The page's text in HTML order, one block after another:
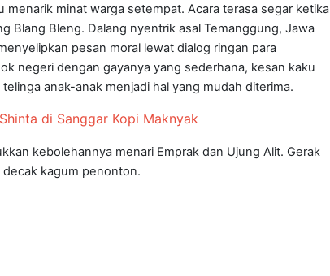
minat warga setempat. Acara terasa segar ketika
Blang Bleng. Dalang nyentrik asal Temanggung, Jawa
pesan moral lewat dialog ringan para
negeri dengan gayanya yang sederhana, kesan kaku
anak-anak menjadi hal yang mudah diterima.
di Sanggar Kopi Maknyak
kebolehannya menari Emprak dan Ujung Alit. Gerak
kagum penonton.